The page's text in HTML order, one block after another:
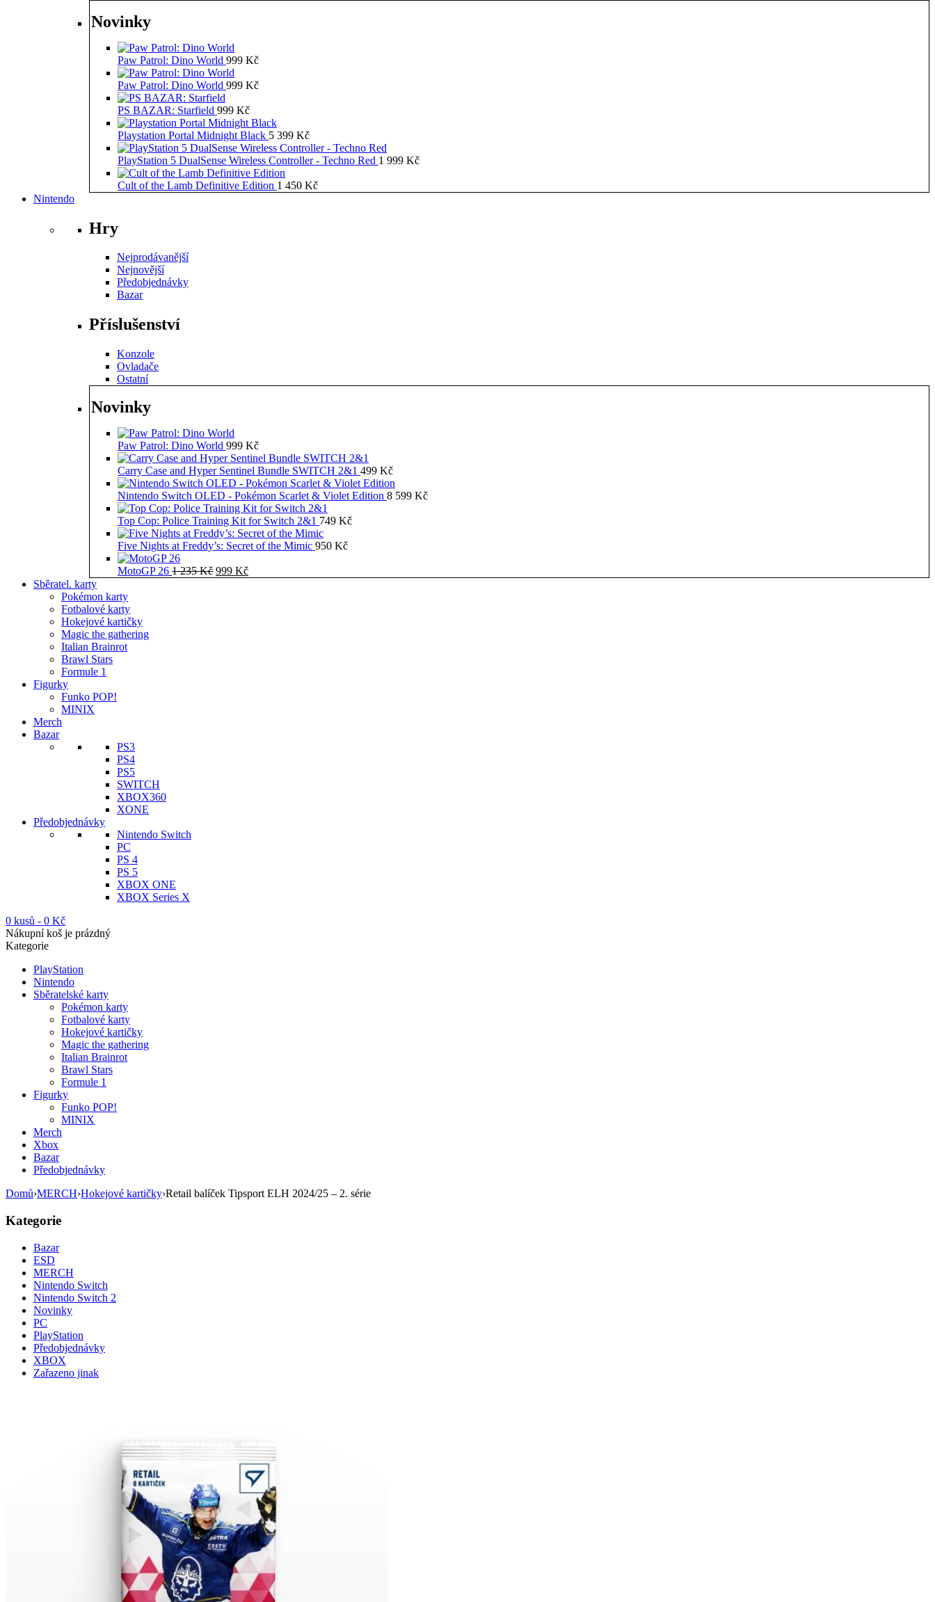
Novinky
Paw Patrol: Dino World 999 Kč
Paw Patrol: Dino World 999 Kč
PS BAZAR: Starfield 999 Kč
Playstation Portal Midnight Black 5 399 Kč
PlayStation 5 DualSense Wireless Controller - Techno Red 1 999 Kč
Cult of the Lamb Definitive Edition 1 450 Kč
Nintendo
Hry
Nejprodávanější
Nejnovější
Předobjednávky
Bazar
Příslušenství
Konzole
Ovladače
Ostatní
Novinky
Paw Patrol: Dino World 999 Kč
Carry Case and Hyper Sentinel Bundle SWITCH 2&1 499 Kč
Nintendo Switch OLED - Pokémon Scarlet & Violet Edition 8 599 Kč
Top Cop: Police Training Kit for Switch 2&1 749 Kč
Five Nights at Freddy’s: Secret of the Mimic 950 Kč
MotoGP 26 1 235Kč Původní
999 KčAktuální
Sběratel. karty
Pokémon karty
Fotbalové karty
Hokejové kartičky
Magic the gathering
Italian Brainrot
Brawl Stars
Formule 1
Figurky
Funko POP!
MINIX
Merch
Bazar
PS3
PS4
PS5
SWITCH
XBOX360
XONE
Předobjednávky
Nintendo Switch
PC
PS 4
PS 5
XBOX ONE
XBOX Series X
0 kusů - 0 Kč
Nákupní koš je prázdný
Kategorie
PlayStation
Nintendo
Sběratelské karty
Pokémon karty
Fotbalové karty
Hokejové kartičky
Magic the gathering
Italian Brainrot
Brawl Stars
Formule 1
Figurky
Funko POP!
MINIX
Merch
Xbox
Bazar
Předobjednávky
Domů›MERCH›Hokejové kartičky›Retail balíček Tipsport ELH 2024/25 – 2. série
Kategorie
Bazar
ESD
MERCH
Nintendo Switch
Nintendo Switch 2
Novinky
PC
PlayStation
Předobjednávky
XBOX
Zařazeno jinak